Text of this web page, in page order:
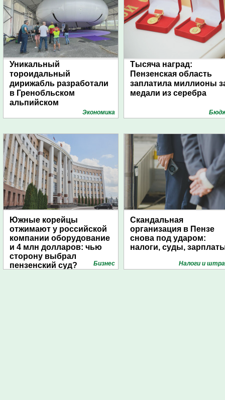
Уникальный
тороидальный
дирижабль разработали
в Гренобльском
альпийском
Экономика
Тысяча наград:
Пензенская область
заплатила миллионы
медали из серебра
Южные корейцы
отжимают у российской
компании оборудование
и 4 млн долларов: чью
сторону выбрал
пензенский суд?
Бизнес
Скандальная
организация в Пензе
снова под ударом:
налоги, суды,
Налоги и